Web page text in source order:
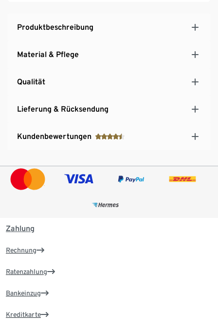
Produktbeschreibung
Material & Pflege
Qualität
Lieferung & Rücksendung
Kundenbewertungen
Zahlung
Rechnung
Ratenzahlung
Bankeinzug
Kreditkarte